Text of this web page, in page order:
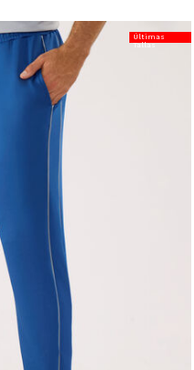
Últimas
Tallas